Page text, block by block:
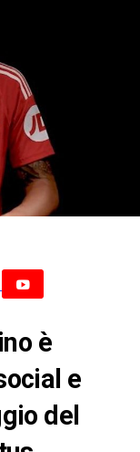
è
e
del